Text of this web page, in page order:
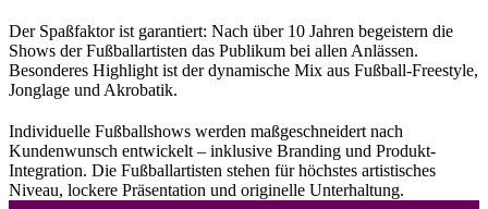
Der Spaßfaktor ist garantiert: Nach über 10 Jahren begeistern die
Shows der Fußballartisten das Publikum bei allen Anlässen.
Besonderes Highlight ist der dynamische Mix aus Fußball-Freestyle,
Jonglage und Akrobatik.
Individuelle Fußballshows werden maßgeschneidert nach
Kundenwunsch entwickelt – inklusive Branding und Produkt-
Integration. Die Fußballartisten stehen für höchstes artistisches
Niveau, lockere Präsentation und originelle Unterhaltung.